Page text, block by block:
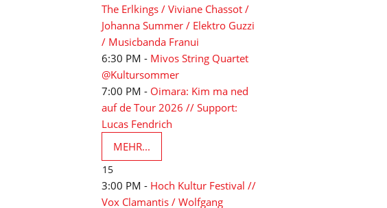
The Erlkings / Viviane Chassot /
Johanna Summer / Elektro Guzzi
/ Musicbanda Franui
6:30 PM - Mivos String Quartet
@Kultursommer
7:00 PM - Oimara: Kim ma ned
auf de Tour 2026 // Support:
Lucas Fendrich
MEHR...
15
3:00 PM - Hoch Kultur Festival //
Vox Clamantis / Wolfgang